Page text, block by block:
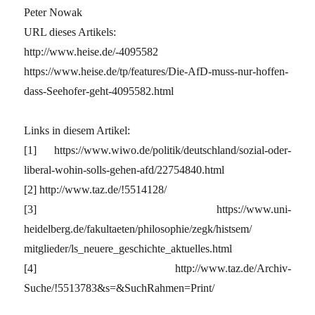
Peter Nowak
URL dieses Artikels:
http://www.heise.de/-4095582
https://www.heise.de/tp/features/Die-AfD-muss-nur-hoffen-
dass-Seehofer-geht-4095582.html
Links in diesem Artikel:
[1] https://www.wiwo.de/politik/deutschland/sozial-oder-
liberal-wohin-solls-gehen-afd/22754840.html
[2] http://www.taz.de/!5514128/
[3] https://www.uni-
heidelberg.de/fakultaeten/philosophie/zegk/histsem/
mitglieder/ls_neuere_geschichte_aktuelles.html
[4] http://www.taz.de/Archiv-
Suche/!5513783&s=&SuchRahmen=Print/